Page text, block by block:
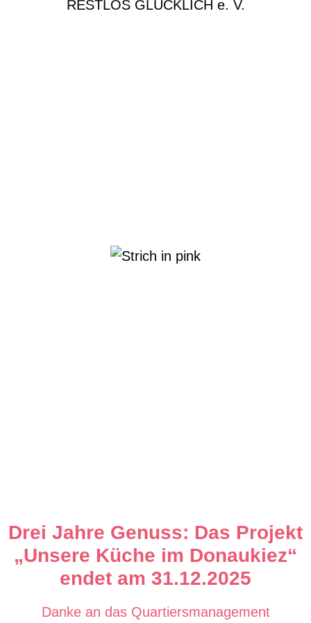
Drei Jahre Genuss: Das Projekt
„Unsere Küche im Donaukiez“
endet am 31.12.2025
Danke an das Quartiersmanagement